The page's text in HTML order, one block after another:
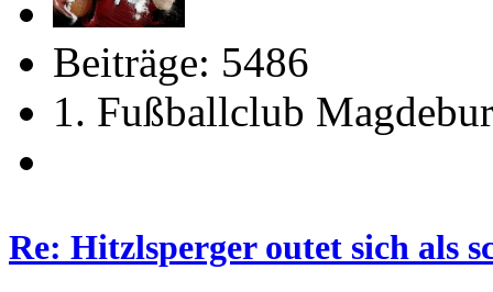
Beiträge: 5486
1. Fußballclub
Re: Hitzlsperger outet sich als